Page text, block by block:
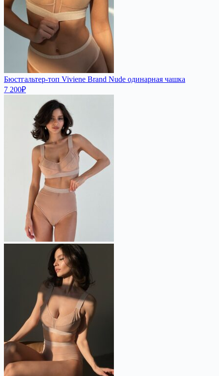
Бюстгальтер-топ Viviene Brand Nude одинарная чашка
7 200₽